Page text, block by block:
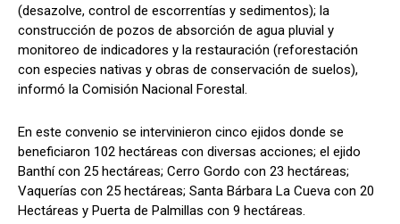
(desazolve, control de escorrentías y sedimentos); la
construcción de pozos de absorción de agua pluvial y
monitoreo de indicadores y la restauración (reforestación
con especies nativas y obras de conservación de suelos),
informó la Comisión Nacional Forestal.
En este convenio se intervinieron cinco ejidos donde se
beneficiaron 102 hectáreas con diversas acciones; el ejido
Banthí con 25 hectáreas; Cerro Gordo con 23 hectáreas;
Vaquerías con 25 hectáreas; Santa Bárbara La Cueva con 20
Hectáreas y Puerta de Palmillas con 9 hectáreas.